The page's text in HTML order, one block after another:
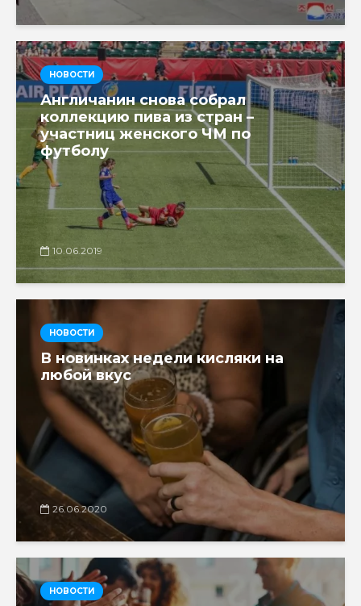
НОВОСТИ
Англичанин снова собрал
коллекцию пива из стран –
участниц женского ЧМ по
футболу
10.06.2019
НОВОСТИ
В новинках недели кисляки на
любой вкус
26.06.2020
НОВОСТИ